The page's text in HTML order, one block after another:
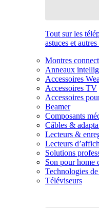
Tout sur les
astuces et
Montres
Anneaux
Accessoires
Accessoires TV
Accessoires
Beamer
Composants
Câbles &
Lecteurs &
Lecteurs
Solutions
Son pour home
Technologies
Téléviseurs